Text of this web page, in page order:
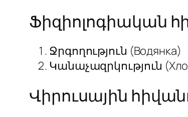
Ֆիզիոլոգիական
Ջրգողություն (Водянка)
Կանաչազրկություն
Վիրուսային